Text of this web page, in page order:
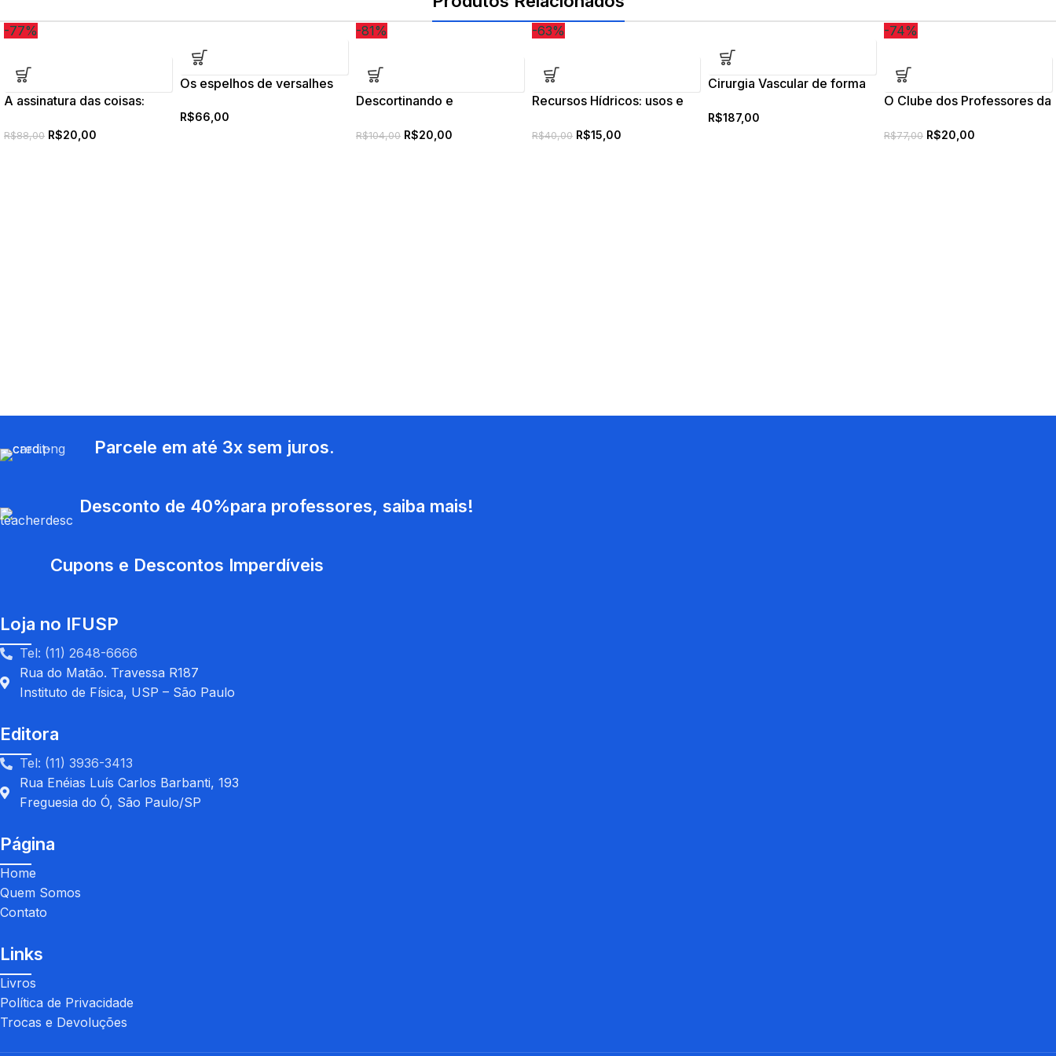
-77%
A assinatura das coisas:
R$88,00 R$20,00
Os espelhos de versalhes
R$66,00
-81%
Descortinando e
leituras sobre Walter
R$104,00 R$20,00
-63%
Recursos Hídricos: usos e
R$40,00 R$15,00
Cirurgia Vascular de forma
R$187,00
-74%
O Clube dos Professores da
R$77,00 R$20,00
Parcele em até 3x sem juros.
Desconto de 40%para professores, saiba mais!
Cupons e Descontos Imperdíveis
Loja no IFUSP
Tel: (11) 2648-6666
Rua do Matão. Travessa R187
Instituto de Física, USP – São Paulo
Editora
Tel: (11) 3936-3413
Rua Enéias Luís Carlos Barbanti, 193
Freguesia do Ó, São Paulo/SP
Página
Home
Quem Somos
Contato
Links
Livros
Política de Privacidade
Trocas e Devoluções